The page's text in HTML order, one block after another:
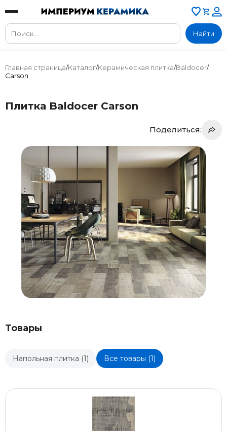
Найти
Главная страница/Каталог/Керамическая плитка/Baldocer/
Carson
Плитка Baldocer Carson
Поделиться:
Товары
Напольная плитка (1) Все товары (1)